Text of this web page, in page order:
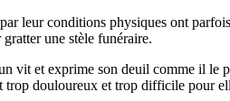
leur conditions physiques ont
une stèle funéraire.
vit et exprime son deuil comme il
trop douloureux et trop difficile pour